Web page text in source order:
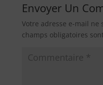
Envoyer Un
Votre adresse e-mail ne
champs obligatoires